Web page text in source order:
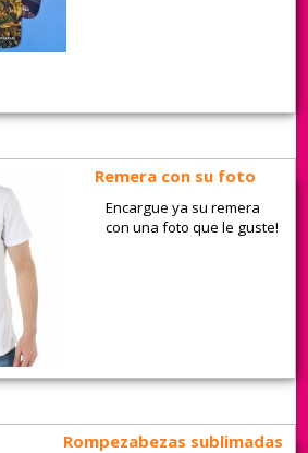
Remera con su foto
Encargue ya su remera
con una foto que le guste!
Rompezabezas sublimadas